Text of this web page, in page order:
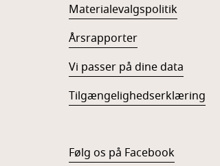
Materialevalgspolitik
Årsrapporter
Vi passer på dine data
Tilgængelighedserklæring
Følg os på Facebook